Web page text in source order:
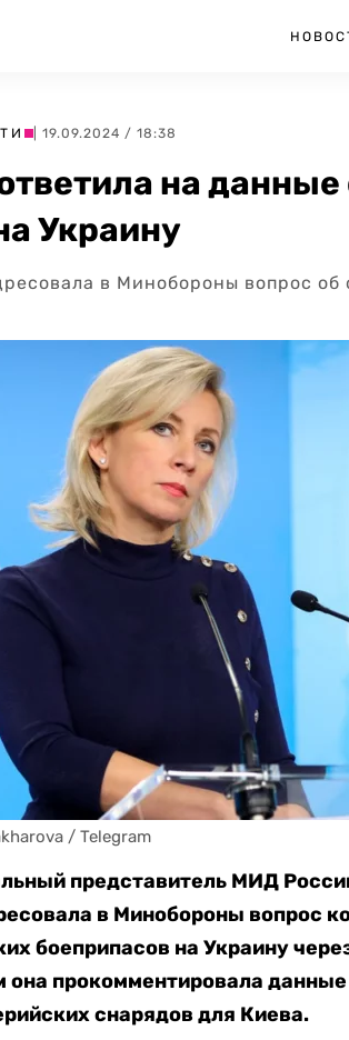
| 19.09.2024 / 18:38
на
Украину
в Минобороны вопрос
/ Telegram
представитель МИД
в Минобороны вопрос
боеприпасов на Украину
она прокомментировала
снарядов для Киева.